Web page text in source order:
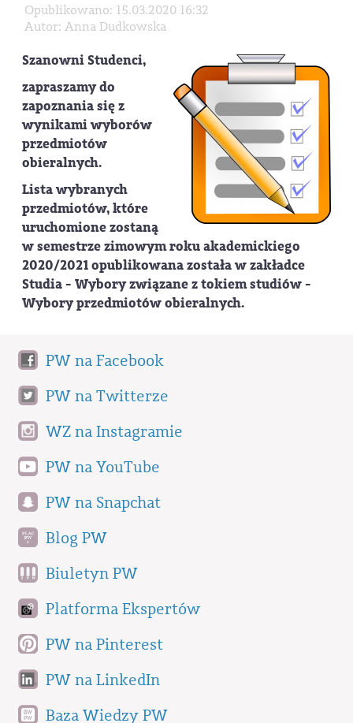
Opublikowano: 15.03.2020 16:32
Autor: Anna Dudkowska
Szanowni Studenci,
zapraszamy do
zapoznania się z
wynikami wyborów
przedmiotów
obieralnych.
Lista wybranych
przedmiotów, które
uruchomione zostaną
w semestrze zimowym roku akademickiego
2020/2021 opublikowana została w zakładce
Studia - Wybory związane z tokiem studiów -
Wybory przedmiotów obieralnych.
PW na Facebook
PW na Twitterze
WZ na Instagramie
PW na YouTube
PW na Snapchat
Blog PW
Biuletyn PW
Platforma Ekspertów
PW na Pinterest
PW na LinkedIn
Baza Wiedzy PW